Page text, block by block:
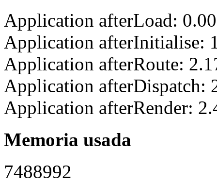
Application afterLoad:
Application afterInitialise:
Application afterRoute:
Application afterDispatch:
Application afterRender:
Memoria usada
7488992